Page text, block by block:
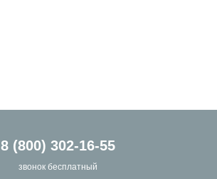
8 (800) 302-16-55
звонок бесплатный